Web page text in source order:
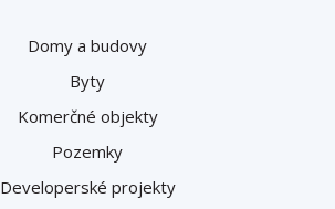
Domy a budovy
Byty
Komerčné objekty
Pozemky
Developerské projekty